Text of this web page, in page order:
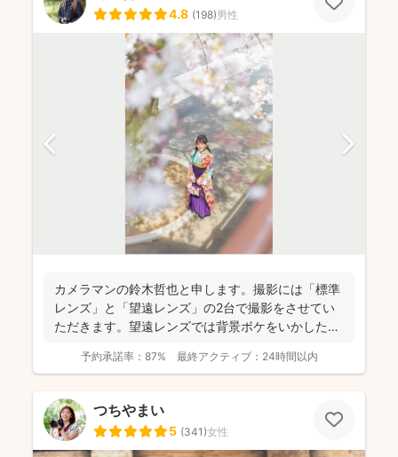
4.8 (198)男性
カメラマンの鈴木哲也と申します。撮影には「標準
レンズ」と「望遠レンズ」の2台で撮影をさせてい
ただきます。望遠レンズでは背景ボケをいかしたお
予約承諾率： 87% 最終アクティブ： 24時間以内
つちやまい
5 (341)女性